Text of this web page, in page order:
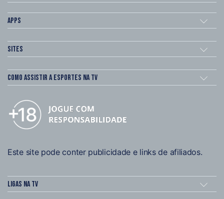
Apps
Sites
Como assistir a esportes na TV
Este site pode conter publicidade e links de afiliados.
Ligas na TV